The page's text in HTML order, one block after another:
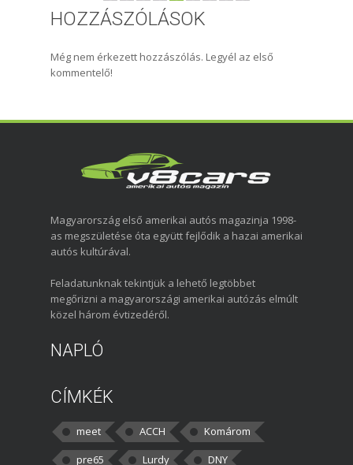
HOZZÁSZÓLÁSOK
Még nem érkezett hozzászólás. Legyél az első
kommentelő!
Magyarország első amerikai autós magazinja 1998-
as megszületése óta együtt fejlődik a hazai amerikai
autós kultúrával.
Feladatunknak tekintjük a lehető legtöbbet
megőrizni a magyarországi amerikai autózás elmúlt
közel három évtizedéről.
NAPLÓ
CÍMKÉK
meet ACCH
Komárom
pre65
Lurdy DNY